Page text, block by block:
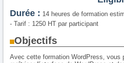
Durée : 14 heures de formation
- Tarif : 1250 HT par participant
Objectifs
Avec cette formation WordPress, vous